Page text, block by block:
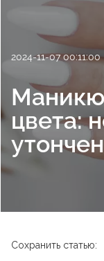
2024-11-07 00:11:00
цвета:
Сохранить статью: